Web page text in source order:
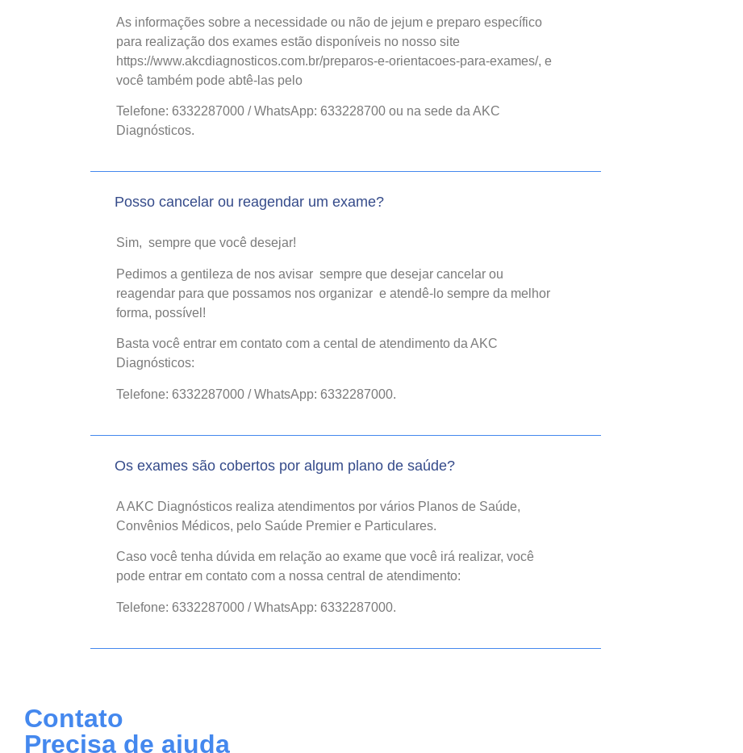
As informações sobre a necessidade ou não de jejum e preparo específico
para realização dos exames estão disponíveis no nosso site
https://www.akcdiagnosticos.com.br/preparos-e-orientacoes-para-exames/, e
você também pode abtê-las pelo
Telefone: 6332287000 / WhatsApp: 633228700 ou na sede da AKC
Diagnósticos.
Posso cancelar ou reagendar um exame?
Sim, sempre que você desejar!
Pedimos a gentileza de nos avisar sempre que desejar cancelar ou
reagendar para que possamos nos organizar e atendê-lo sempre da melhor
forma, possível!
Basta você entrar em contato com a cental de atendimento da AKC
Diagnósticos:
Telefone: 6332287000 / WhatsApp: 6332287000.
Os exames são cobertos por algum plano de saúde?
A AKC Diagnósticos realiza atendimentos por vários Planos de Saúde,
Convênios Médicos, pelo Saúde Premier e Particulares.
Caso você tenha dúvida em relação ao exame que você irá realizar, você
pode entrar em contato com a nossa central de atendimento:
Telefone: 6332287000 / WhatsApp: 6332287000.
Contato
Precisa de ajuda